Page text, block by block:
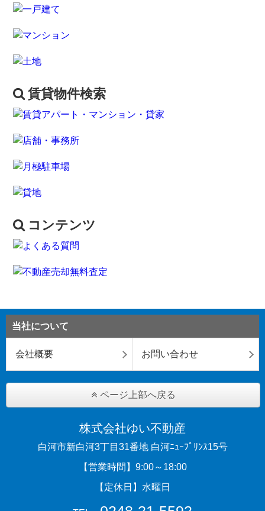
賃貸物件検索
コンテンツ
当社について
会社概要 お問い合わせ
ページ上部へ戻る
株式会社ゆい不動産
白河市新白河3丁目31番地 白河ﾆｭｰﾌﾟﾘﾝｽ15号
【営業時間】9:00～18:00
【定休日】水曜日